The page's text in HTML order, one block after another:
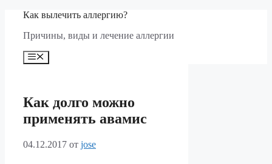
Перейти
содержимому
Как вылечить аллергию?
Причины, виды и лечение аллергии
Меню
Как долго можно
применять авамис
04.12.2017 от jose